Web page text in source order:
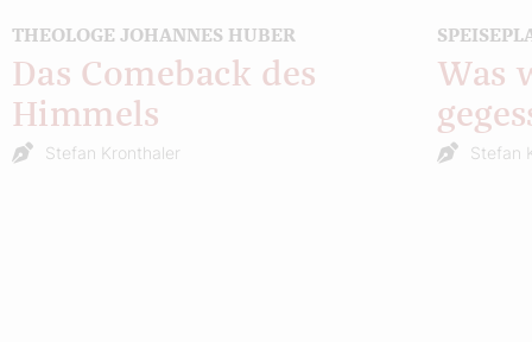
THEOLOGE JOHANNES HUBER
Das Comeback des
Himmels
Stefan Kronthaler
Was
Stefan